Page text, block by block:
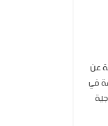
عن
في